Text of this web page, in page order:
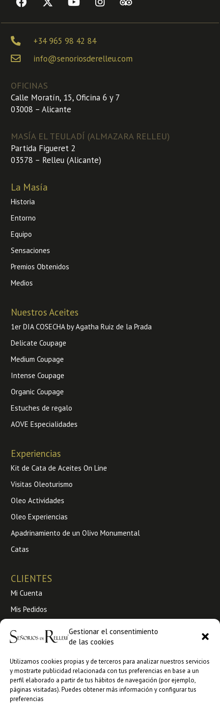
Gestionar el consentimiento
de las cookies
Utilizamos cookies propias y de terceros para analizar nuestros servicios
y mostrarte publicidad relacionada con tus preferencias en base a un
perfil elaborado a partir de tus hábitos de navegación (por ejemplo,
páginas visitadas). Puedes obtener más información y configurar tus
preferencias
+34 965 98 42 84
info@senoriosderelleu.com
OFICINAS
Calle Moratín, 15, Oficina 6 y 7
03008 – Alicante
MASÍA EL TEULADÍ (ALMAZARA RELLEU)
Partida Figueret 2
03578 – Relleu (Alicante)
La Masía
Historia
Entorno
Equipo
Sensaciones
Premios Obtenidos
Medios
Nuestros Aceites
1er DIA COSECHA by Agatha Ruiz de la Prada
Delicate Coupage
Medium Coupage
Intense Coupage
Organic Coupage
Estuches de regalo
AOVE Especialidades
Experiencias
Kit de Cata de Aceites On Line
Visitas Oleoturismo
Oleo Actividades
Oleo Experiencias
Apadrinamiento de un Olivo Monumental
Catas
CLIENTES
Mi Cuenta
Mis Pedidos
Condiciones de venta
Venta a profesionales
Ankorestore
Faire